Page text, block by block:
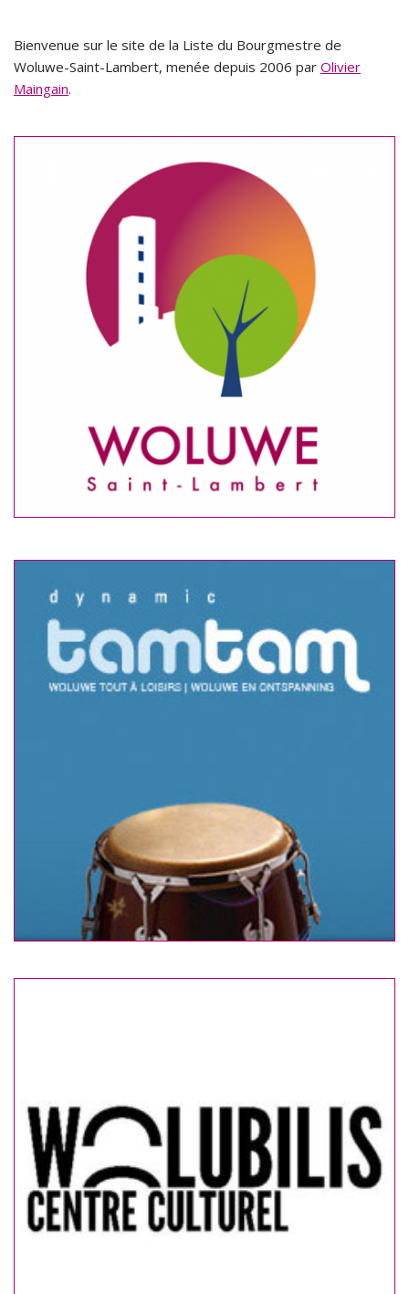
Bienvenue sur le site de la Liste du Bourgmestre de
Woluwe-Saint-Lambert, menée depuis 2006 par Olivier
Maingain.